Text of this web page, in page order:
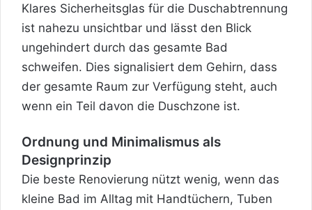
Klares Sicherheitsglas für die Duschabtrennung
ist nahezu unsichtbar und lässt den Blick
ungehindert durch das gesamte Bad
schweifen. Dies signalisiert dem Gehirn, dass
der gesamte Raum zur Verfügung steht, auch
wenn ein Teil davon die Duschzone ist.
Ordnung und Minimalismus als
Designprinzip
Die beste Renovierung nützt wenig, wenn das
kleine Bad im Alltag mit Handtüchern, Tuben